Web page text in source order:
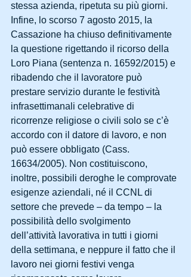
stessa azienda, ripetuta su più giorni.
Infine, lo scorso 7 agosto 2015, la
Cassazione ha chiuso definitivamente
la questione rigettando il ricorso della
Loro Piana (sentenza n. 16592/2015) e
ribadendo che il lavoratore può
prestare servizio durante le festività
infrasettimanali celebrative di
ricorrenze religiose o civili solo se c’è
accordo con il datore di lavoro, e non
può essere obbligato (Cass.
16634/2005). Non costituiscono,
inoltre, possibili deroghe le comprovate
esigenze aziendali, né il CCNL di
settore che prevede – da tempo – la
possibilità dello svolgimento
dell’attività lavorativa in tutti i giorni
della settimana, e neppure il fatto che il
lavoro nei giorni festivi venga